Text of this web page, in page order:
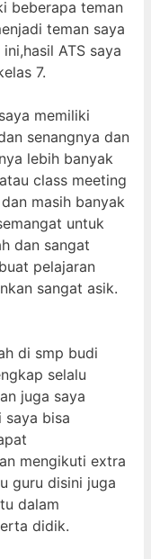
beberapa teman
teman saya
ATS saya
7.
memiliki
senangnya dan
lebih banyak
class meeting
masih banyak
untuk
dan sangat
pelajaran
sangat asik.
di smp budi
selalu
juga saya
saya bisa
mengikuti extra
guru disini juga
dalam
didik.